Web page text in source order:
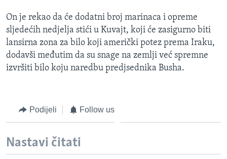
PRATITE NAS
Jezici
On je rekao da će dodatni broj marinaca i opreme
sljedećih nedjelja stići u Kuvajt, koji će zasigurno biti
lansirna zona za bilo koji američki potez prema Iraku,
dodavši međutim da su snage na zemlji već spremne
izvršiti bilo koju naredbu predjsednika Busha.
Podijeli Follow us
Nastavi čitati